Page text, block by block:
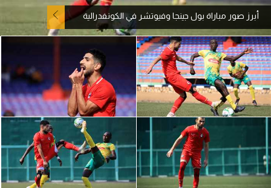
بطولات
أمريكا 2026
الدوري المصري
الدوري الإنجليزي الممتاز
الدوري الإسباني
الدوري الإيطالي
أبرز صور مباراة بول جينجا وفيوتشر في الكونفدرالية